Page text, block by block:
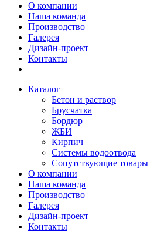
О компании
Наша команда
Производство
Галерея
Дизайн-проект
Контакты
Каталог
Бетон и раствор
Брусчатка
Бордюр
ЖБИ
Кирпич
Системы водоотвода
Сопутствующие товары
О компании
Наша команда
Производство
Галерея
Дизайн-проект
Контакты